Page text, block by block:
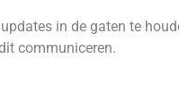
in de gaten te
communiceren.